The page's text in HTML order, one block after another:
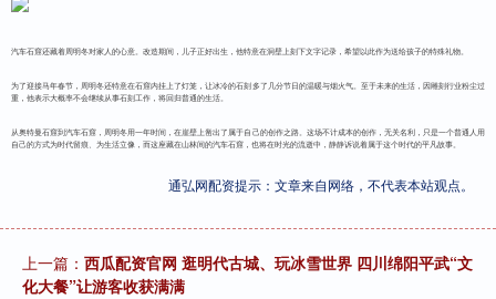
汽车石窟还藏着周明冬对家人的心意。改造期间，儿子正好出生，他特意在洞壁上刻下文字记录，希望以此作为送给孩子的特殊礼物。
为了迎接马年春节，周明冬还特意在石窟内挂上了灯笼，让冰冷的石刻多了几分节日的温暖与烟火气。至于未来的生活，因雕刻行业粉尘过
重，他表示大概率不会继续从事石刻工作，将回归普通的生活。
从奥特曼石窟到汽车石窟，周明冬用一年时间，在崖壁上凿出了属于自己的创作之路。这场不计成本的创作，无关名利，只是一个普通人用
自己的方式为时代留痕、为生活立像，而这座藏在山林间的汽车石窟，也将在时光的流逝中，静静诉说着属于这个时代的平凡故事。
通弘网配资提示：文章来自网络，不代表本站观点。
上一篇： 西瓜配资官网 逛明代古城、玩冰雪世界 四川绵阳平武“文
化大餐”让游客收获满满